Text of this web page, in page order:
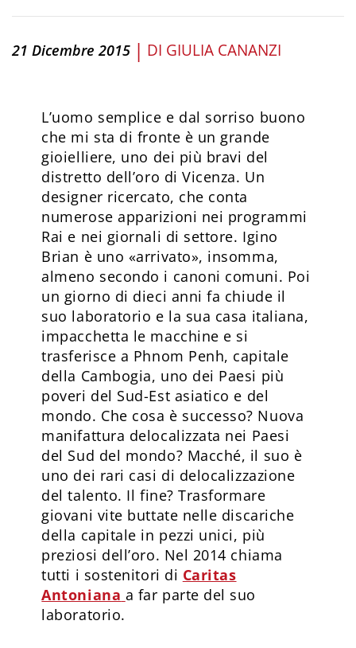
21 Dicembre 2015 | DI GIULIA CANANZI
L’uomo semplice e dal sorriso buono
che mi sta di fronte è un grande
gioielliere, uno dei più bravi del
distretto dell’oro di Vicenza. Un
designer ricercato, che conta
numerose apparizioni nei programmi
Rai e nei giornali di settore. Igino
Brian è uno «arrivato», insomma,
almeno secondo i canoni comuni. Poi
un giorno di dieci anni fa chiude il
suo laboratorio e la sua casa italiana,
impacchetta le macchine e si
trasferisce a Phnom Penh, capitale
della Cambogia, uno dei Paesi più
poveri del Sud-Est asiatico e del
mondo. Che cosa è successo? Nuova
manifattura delocalizzata nei Paesi
del Sud del mondo? Macché, il suo è
uno dei rari casi di delocalizzazione
del talento. Il fine? Trasformare
giovani vite buttate nelle discariche
della capitale in pezzi unici, più
preziosi dell’oro. Nel 2014 chiama
tutti i sostenitori di Caritas
Antoniana a far parte del suo
laboratorio.